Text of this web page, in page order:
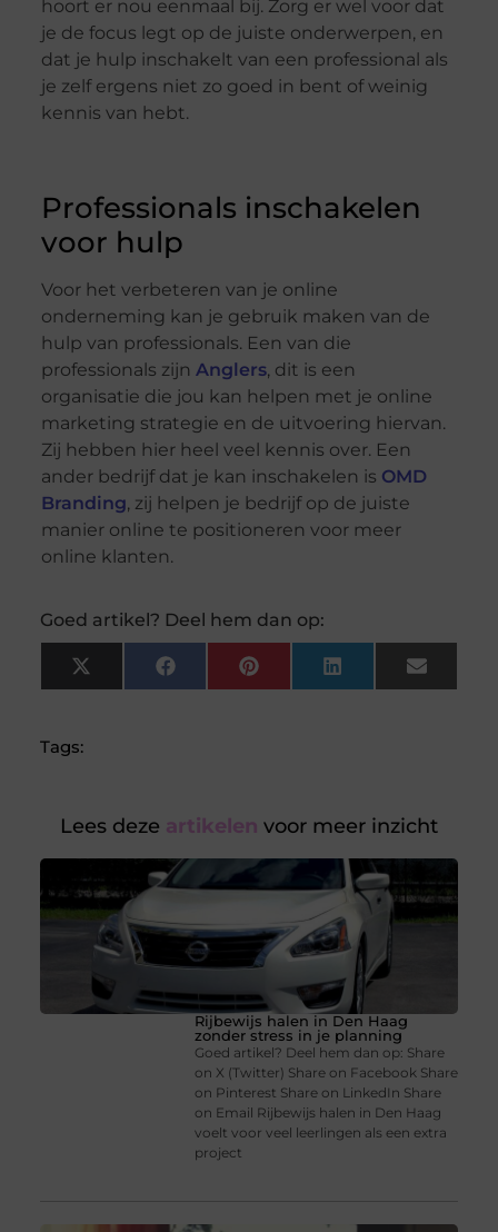
hoort er nou eenmaal bij. Zorg er wel voor dat
je de focus legt op de juiste onderwerpen, en
dat je hulp inschakelt van een professional als
je zelf ergens niet zo goed in bent of weinig
kennis van hebt.
Professionals inschakelen
voor hulp
Voor het verbeteren van je online
onderneming kan je gebruik maken van de
hulp van professionals. Een van die
professionals zijn Anglers, dit is een
organisatie die jou kan helpen met je online
marketing strategie en de uitvoering hiervan.
Zij hebben hier heel veel kennis over. Een
ander bedrijf dat je kan inschakelen is OMD
Branding, zij helpen je bedrijf op de juiste
manier online te positioneren voor meer
online klanten.
Goed artikel? Deel hem dan op:
X
(Twitter)
FacebookPinterest LinkedIn Email
Tags:
Lees deze artikelen voor meer inzicht
Rijbewijs halen in Den Haag
zonder stress in je planning
Goed artikel? Deel hem dan op: Share
on X (Twitter) Share on Facebook Share
on Pinterest Share on LinkedIn Share
on Email Rijbewijs halen in Den Haag
voelt voor veel leerlingen als een extra
project